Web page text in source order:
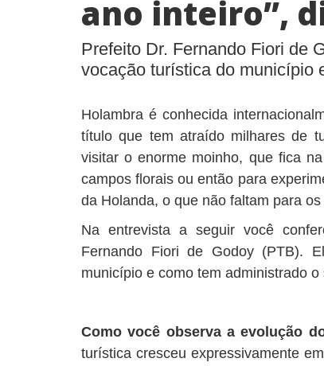
ano inteiro”,
Prefeito Dr. Fernando Fiori de
vocação turística do município
Holambra é conhecida
título que tem atraído milhares de
visitar o enorme moinho, que fica
campos florais ou então para
da Holanda, o que não faltam para
Na entrevista a seguir você
Fernando Fiori de Godoy (PTB).
município e como tem administrado o
Como você observa a evolução
turística cresceu expressivamente